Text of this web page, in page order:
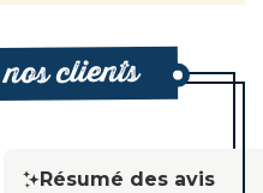
clients
Résumé des avis